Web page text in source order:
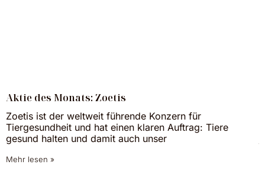
Aktie des Monats: Zoetis
Zoetis ist der weltweit führende Konzern für
Tiergesundheit und hat einen klaren Auftrag: Tiere
gesund halten und damit auch unser
Mehr lesen »